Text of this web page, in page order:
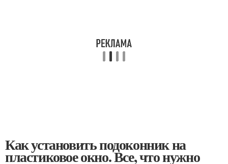
Как установить подоконник на
пластиковое окно. Все, что нужно